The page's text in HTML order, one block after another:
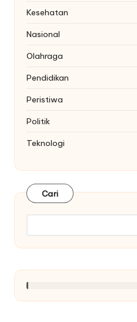
Kesehatan
Nasional
Olahraga
Pendidikan
Peristiwa
Politik
Teknologi
Cari